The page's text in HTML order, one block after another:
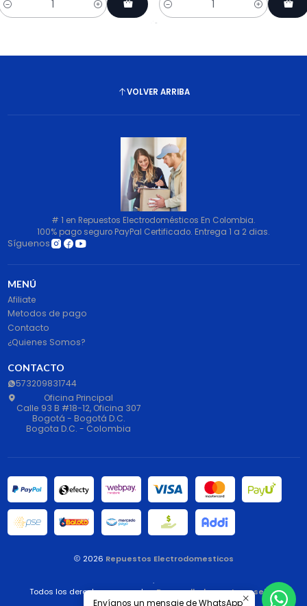
Cantidad
VOLVER ARRIBA
# 1 en Repuestos Electrodomésticos En Colombia.
100% pago seguro PayPal Certificado. Entrega 1 a 2 dias.
Síguenos
MENÚ
Afiliate
Metodos de pago
Contacto
¿Quienes Somos?
CONTACTO
573209831744
Oficina Principal
Calle 93 B #18-12, Oficina 307
Bogotá - Bogotá D.C.
Bogota D.C. - Colombia
2026 Repuestos Electrodomesticos
.
Todos los derechos reservados.Desarrollado por Jumpseller.
Envíanos un mensaje de WhatsApp